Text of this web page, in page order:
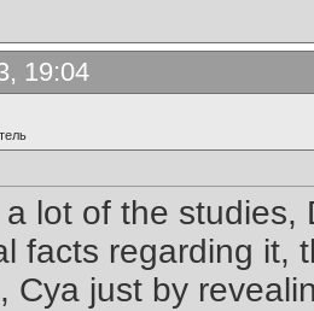
19:04
lot of the studies,
facts regarding it,
Cya just by